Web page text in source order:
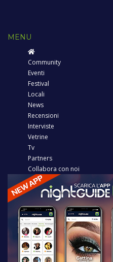
MENU
Community
Eventi
Festival
Locali
News
Recensioni
Interviste
Vetrine
Tv
Partners
Collabora con noi